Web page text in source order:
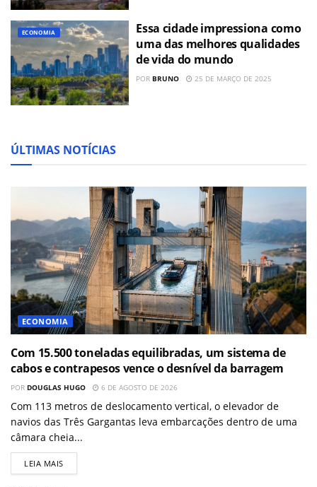
ECONOMIA
Essa cidade impressiona como
uma das melhores qualidades
de vida do mundo
POR BRUNO 25 DE MARÇO DE 2025
ÚLTIMAS NOTÍCIAS
ECONOMIA
Com 15.500 toneladas equilibradas, um sistema de
cabos e contrapesos vence o desnível da barragem
POR DOUGLAS HUGO 6 DE AGOSTO DE 2026
Com 113 metros de deslocamento vertical, o elevador de
navios das Três Gargantas leva embarcações dentro de uma
câmara cheia...
LEIA MAIS